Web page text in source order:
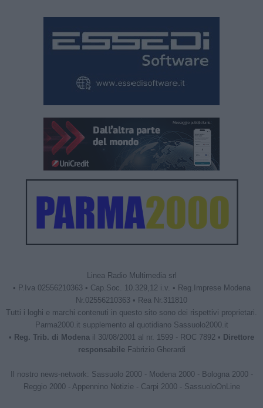
Linea Radio Multimedia srl
• P.Iva 02556210363 • Cap.Soc. 10.329,12 i.v. • Reg.Imprese Modena
Nr.02556210363 • Rea Nr.311810
Tutti i loghi e marchi contenuti in questo sito sono dei rispettivi proprietari.
Parma2000.it supplemento al quotidiano Sassuolo2000.it
• Reg. Trib. di Modena il 30/08/2001 al nr. 1599 - ROC 7892 • Direttore
responsabileFabrizio Gherardi
Il nostro news-network: Sassuolo 2000- Modena 2000- Bologna 2000-
Reggio 2000- Appennino Notizie - Carpi 2000- SassuoloOnLine